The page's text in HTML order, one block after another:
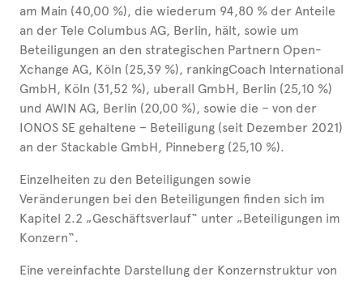
am Main (40,00 %), die wiederum 94,80 % der Anteile
an der Tele Columbus AG, Berlin, hält, sowie um
Beteiligungen an den strategischen Partnern Open-
Xchange AG, Köln (25,39 %), rankingCoach International
GmbH, Köln (31,52 %), uberall GmbH, Berlin (25,10 %)
und AWIN AG, Berlin (20,00 %), sowie die – von der
IONOS SE gehaltene – Beteiligung (seit Dezember 2021)
an der Stackable GmbH, Pinneberg (25,10 %).
Einzelheiten zu den Beteiligungen sowie
Veränderungen bei den Beteiligungen finden sich im
Kapitel 2.2 „Geschäftsverlauf“ unter „Beteiligungen im
Konzern“.
Eine vereinfachte Darstellung der Konzernstruktur von